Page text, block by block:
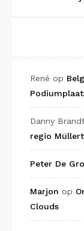
René op
Danny
regio
Peter De
Marjon op
Clouds